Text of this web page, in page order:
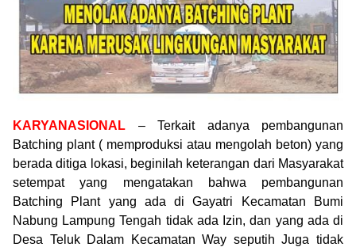
KARYANASIONAL – Terkait adanya pembangunan
Batching plant ( memproduksi atau mengolah beton) yang
berada ditiga lokasi, beginilah keterangan dari Masyarakat
setempat yang mengatakan bahwa pembangunan
Batching Plant yang ada di Gayatri Kecamatan Bumi
Nabung Lampung Tengah tidak ada Izin, dan yang ada di
Desa Teluk Dalam Kecamatan Way seputih Juga tidak